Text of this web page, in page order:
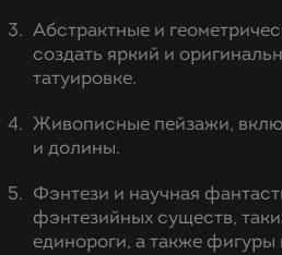
Абстрактные и
создать яркий и
татуировке.
Живописные пейзажи,
и долины.
Фэнтези и научная
фэнтезийных существ,
единороги, а также